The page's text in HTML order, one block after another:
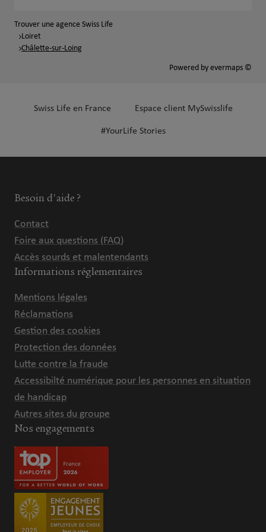
Trouver une agence Swiss Life
Loiret
Châlette-sur-Loing
Powered by evermaps ©
Swiss Life en France Espace client MySwisslife
#YourLife Stories
Besoin d'aide ?
Contact
Foire aux questions (FAQ)
Accès sourds et malentendants
Informations réglementaires
Mentions légales
Réclamations
Gestion des cookies
Protection des données
Lutte contre la fraude
Accessibilté numérique pour les personnes en situation
de handicap
Autres sites du groupe
Nos engagements